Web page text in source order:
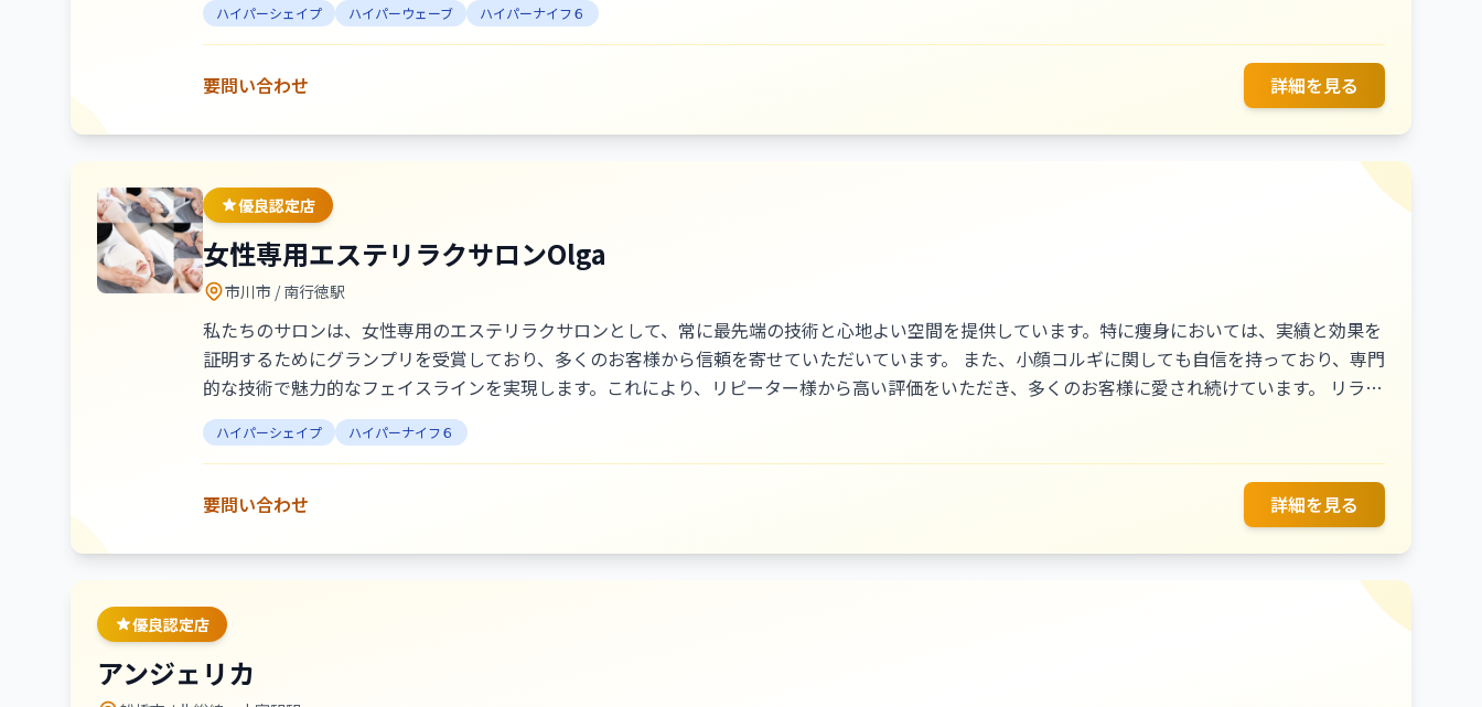
痩せたいけれど痩せ方がわからない方、停滞期で悩んでいる方、流山で“本気で変わりたい”女性の理想の体づくりを全力でサポートします。
ハイパーシェイプ ハイパーウェーブ ハイパーナイフ６
要問い合わせ 詳細を見る
優良認定店
女性専用エステリラクサロンOlga
市川市 / 南行徳駅
私たちのサロンは、女性専用のエステリラクサロンとして、常に最先端の技術と心地よい空間を提供しています。特に痩身においては、実績と効果を
証明するためにグランプリを受賞しており、多くのお客様から信頼を寄せていただいています。 また、小顔コルギに関しても自信を持っており、専門
的な技術で魅力的なフェイスラインを実現します。これにより、リピーター様から高い評価をいただき、多くのお客様に愛され続けています。 リラク
ゼーションの分野では、リンパアロママッサージが特に人気で、心身ともにリフレッシュしていただけるとご好評を得ています。私たちのマッサージ
は、ストレス解消や疲労回復、さらにはむくみの改善にも効果的です。リピーター様の多くが「ここに来ると心身ともに軽くなる」とおっしゃってい
ただいており、その言葉が私たちの励みとなっています。 集客方法とイベント企画としてホットペッパーやInstagramを活用して、クーポンや新着情
報を定期的に発信し、集客にも成功しています。季節に合わせたイベントを開催することで、リピーター様と新規のお客様をしっかりと固定化し、サ
ロンのコミュニティを形成しています。これにより、お客様同士の交流が生まれ、より一層リラックスできる環境を提供しています。 私たちのサロン
は、女性の美と癒しを追求し続け、多くのリピーター様に支えられています。私たちの確かな技術と信頼のあるサービスを通じて、より多くの女性の
ハイパーシェイプ ハイパーナイフ６
要問い合わせ 詳細を見る
優良認定店
アンジェリカ